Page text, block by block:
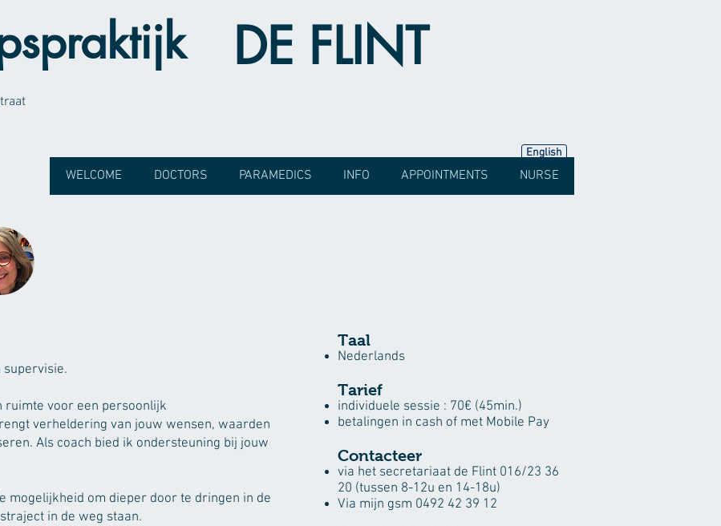
DE FLINT
WELCOME DOCTORS PARAMEDICS INFO APPOINTMENTS NURSE
English
supervisie.
ruimte voor een persoonlijk
verheldering van jouw wensen, waarden
Als coach bied ik ondersteuning bij jouw
mogelijkheid om dieper door te dringen in de
in de weg staan.
Taal
Nederlands
Tarief
individuele sessie : 70€ (45min.)
betalingen in cash of met Mobile Pay
Contacteer
via het secretariaat de Flint 016/23 36
20 (tussen 8-12u en 14-18u)
Via mijn gsm 0492 42 39 12